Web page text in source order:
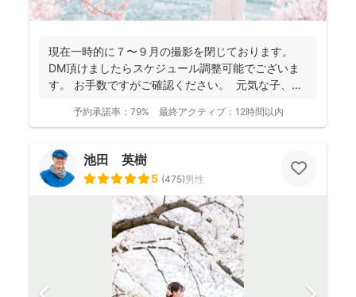
現在一時的に７〜９月の撮影を閉じております。
DM頂けましたらスケジュール調整可能でございま
す。 お手数ですがご確認ください。 元気な子、人
予約承諾率： 79% 最終アクティブ： 12時間以内
池田 英樹
5 (475)男性